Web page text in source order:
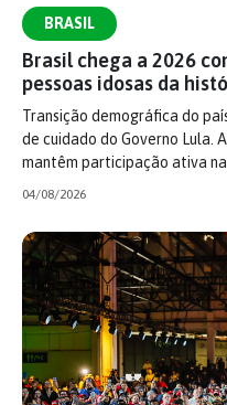
BRASIL
Brasil chega a 2026
pessoas idosas da
Transição demográfica do
de cuidado do Governo Lula.
mantêm participação ativa na
04/08/2026